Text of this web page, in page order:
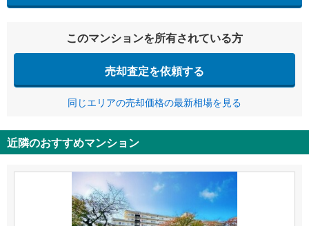
このマンションを所有されている方
売却査定を依頼する
同じエリアの売却価格の最新相場を見る
近隣のおすすめマンション